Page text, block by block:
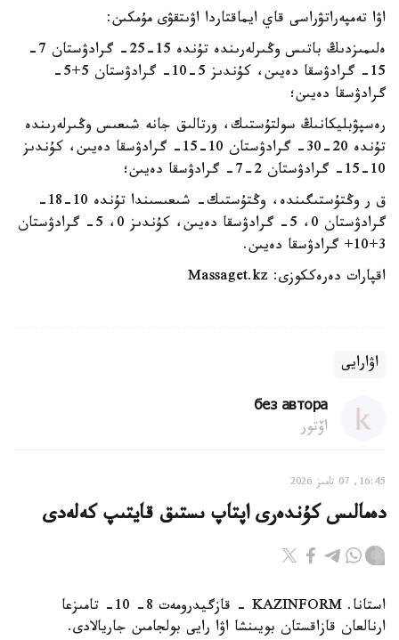
اۋا تەمپەراتۋراسى قاي ايماقتاردا اۋىتقۋى مۇمكىن:
ەلىمىزدىڭ باتىس وڭىرلەرىندە تۇندە 15-25- گرادۋستان 7-
15- گرادۋسقا دەيىن، كۇندىز 5-10- گرادۋستان 5+5-
گرادۋسقا دەيىن؛
رەسپۋبليكانىڭ سولتۇستىك، ورتالىق جانە شىعىس وڭىرلەرىندە
تۇندە 20-30- گرادۋستان 10-15- گرادۋسقا دەيىن، كۇندىز
10-15- گرادۋستان 2-7- گرادۋسقا دەيىن؛
ق ر وڭتۇستىگىندە، وڭتۇستىك- شىعىسىندا تۇندە 10-18-
گرادۋستان 0، 5- گرادۋسقا دەيىن، كۇندىز 0، 5- گرادۋستان
3+10+ گرادۋسقا دەيىن.
اقپارات دەرەككوزى: Massaget.kz
اۋارايى
без автора
اۆتور
16:45, 07 تامىز 2026
دەمالىس كۇندەرى اپتاپ ىستىق قايتىپ كەلەدى
استانا. KAZINFORM - قازگيدرومەت 8- 10- تامىزعا
ارنالعان قازاقستان بويىنشا اۋا رايى بولجامىن جاريالادى.